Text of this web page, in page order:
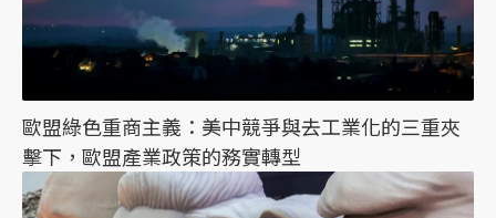
歐盟綠色重商主義：美中競爭與去工業化的三重夾
擊下，歐盟產業政策的務實轉型